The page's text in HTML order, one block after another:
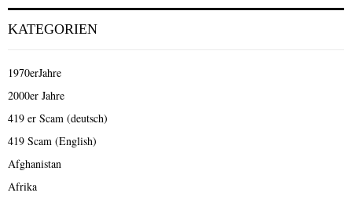
KATEGORIEN
1970erJahre
2000er Jahre
419 er Scam (deutsch)
419 Scam (English)
Afghanistan
Afrika